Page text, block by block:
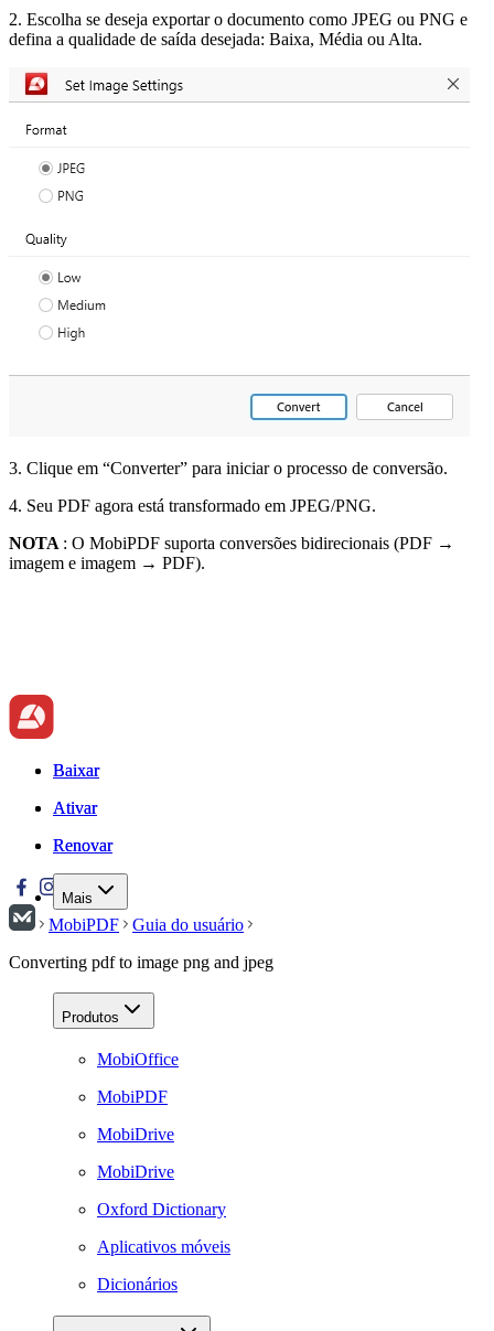
2. Escolha se deseja exportar o documento como JPEG ou PNG e
defina a qualidade de saída desejada: Baixa, Média ou Alta.
3. Clique em “Converter” para iniciar o processo de conversão.
4. Seu PDF agora está transformado em JPEG/PNG.
NOTA : O MobiPDF suporta conversões bidirecionais (PDF →
imagem e imagem → PDF).
Baixar
Ativar
Renovar
Mais
Baixar
Ativar
Renovar
MobiPDF
Guia do usuário
Converting pdf to image png and jpeg
Produtos
MobiOffice
MobiPDF
MobiDrive
MobiDrive
Oxford Dictionary
Aplicativos móveis
Dicionários